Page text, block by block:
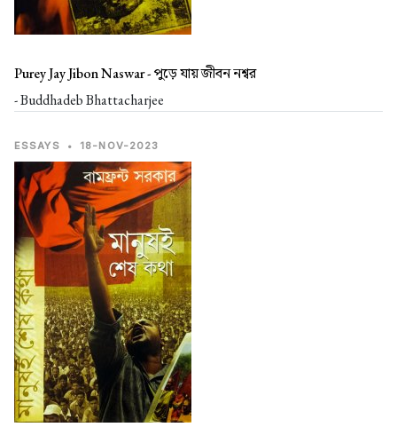
Purey Jay Jibon Naswar -পুড়ে যায় জীবন নশ্বর
- Buddhadeb Bhattacharjee
ESSAYS • 18-NOV-2023